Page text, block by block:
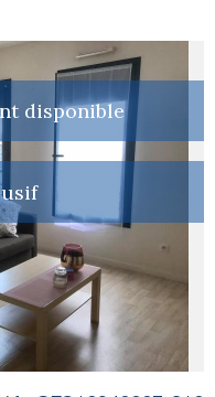
disponible